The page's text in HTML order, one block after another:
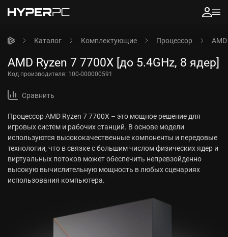
Каталог Комплектующие Процессор
AMD Ryzen 7 7700X [до 5.4GHz, 8 ядер]
Код производителя: 100-000000591
Сравнить
Процессор AMD Ryzen 7 7700X – это мощное решение для
игровых систем и рабочих станций. В основе модели
используются высококачественные компоненты и передовые
технологии, что в связке с большим числом физических ядер и
виртуальных потоков может обеспечить непревзойденно
высокую вычислительную мощность в любых сценариях
использования компьютера.